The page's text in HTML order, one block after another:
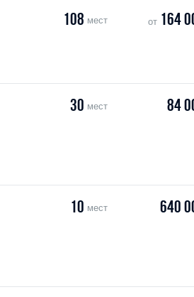
108 мест от 164
30 мест 84
10 мест 640